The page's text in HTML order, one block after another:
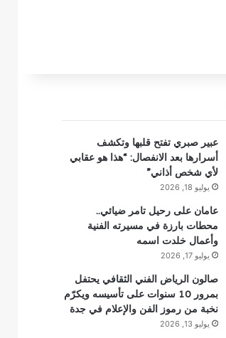
عبير صبري تفتح قلبها وتكشف
أسرارها بعد الانفصال: “هذا هو عقابي
لأي شخص أذاني”
يوليو 18, 2026
عامان على رحيل تامر ضيائي..
محطات بارزة في مسيرته الفنية
وأعمال خلدت اسمه
يوليو 17, 2026
صالون الرياض الفني الثقافي يحتفل
بمرور 10 سنوات على تأسيسه ويكرّم
نخبة من رموز الفن والإعلام في جدة
يوليو 13, 2026